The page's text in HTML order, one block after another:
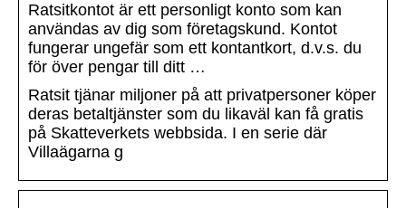
Ratsitkontot är ett personligt konto som kan
användas av dig som företagskund. Kontot
fungerar ungefär som ett kontantkort, d.v.s. du
för över pengar till ditt …
Ratsit tjänar miljoner på att privatpersoner köper
deras betaltjänster som du likaväl kan få gratis
på Skatteverkets webbsida. I en serie där
Villaägarna g